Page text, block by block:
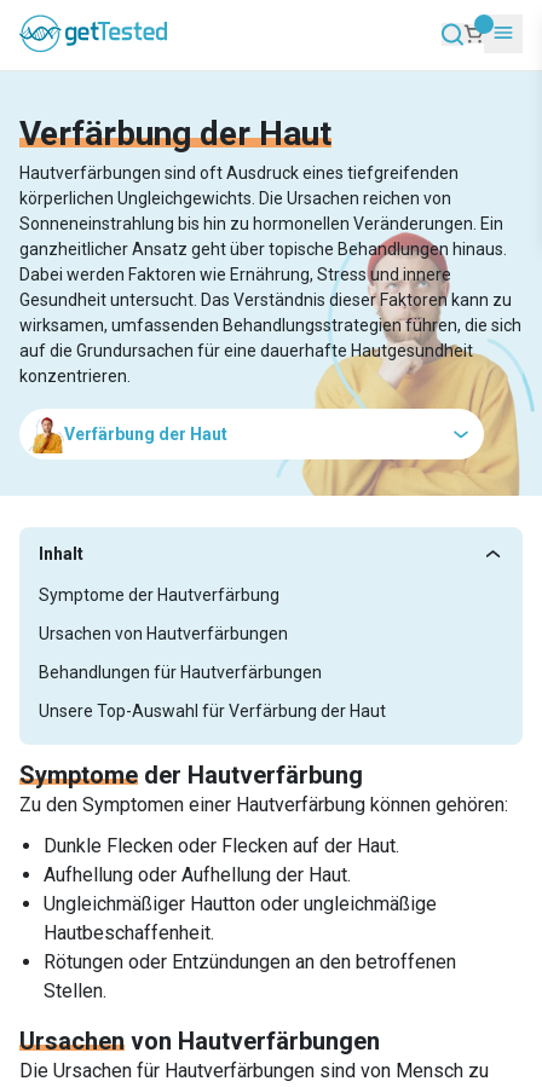
Verfärbung der Haut
Hautverfärbungen sind oft Ausdruck eines tiefgreifenden
körperlichen Ungleichgewichts. Die Ursachen reichen von
Sonneneinstrahlung bis hin zu hormonellen Veränderungen. Ein
ganzheitlicher Ansatz geht über topische Behandlungen hinaus.
Dabei werden Faktoren wie Ernährung, Stress und innere
Gesundheit untersucht. Das Verständnis dieser Faktoren kann zu
wirksamen, umfassenden Behandlungsstrategien führen, die sich
auf die Grundursachen für eine dauerhafte Hautgesundheit
konzentrieren.
Verfärbung der Haut
Symptome der Hautverfärbung
Zu den Symptomen einer Hautverfärbung können gehören:
Dunkle Flecken oder Flecken auf der Haut.
Aufhellung oder Aufhellung der Haut.
Ungleichmäßiger Hautton oder ungleichmäßige
Hautbeschaffenheit.
Rötungen oder Entzündungen an den betroffenen
Stellen.
Ursachen von Hautverfärbungen
Die Ursachen für Hautverfärbungen sind von Mensch zu
Inhalt
Symptome der Hautverfärbung
Ursachen von Hautverfärbungen
Behandlungen für Hautverfärbungen
Unsere Top-Auswahl für Verfärbung der Haut